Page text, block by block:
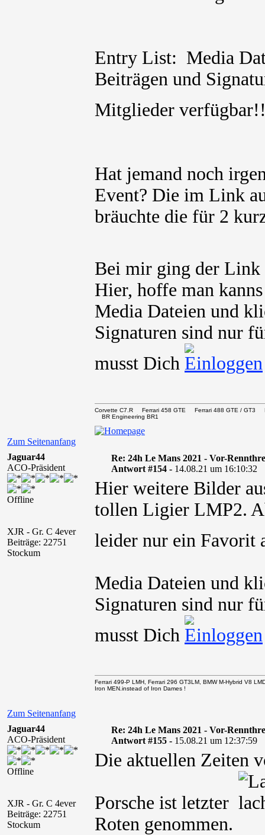
Entry List: Media
Beiträgen und
Mitglieder
Hat jemand noch
Event? Die im Link
bräuchte die für 2
Bei mir ging der
Hier, hoffe man
Media Dateien und
Signaturen sind nur
musst Dich
Zum Seitenanfang
Corvette C7.R Ferrari 458 GTE Ferrari 488 GTE /
BR Engineering BR1
Jaguar44
ACO-Präsident
Offline
XJR - Gr. C 4ever
Beiträge: 22751
Stockum
Re: 24h Le Mans 2021 - Vor-
Antwort #154 - 14.08.21 um 16:10:32
Hier weitere Bilder
tollen Ligier LMP2.
leider nur ein
Media Dateien und
Signaturen sind nur
musst Dich
Zum Seitenanfang
Ferrari 499-P LMH, Ferrari 296 GT3LM, BMW M-Hybrid V8
Iron MEN.instead of Iron Dames !
Jaguar44
ACO-Präsident
Offline
XJR - Gr. C 4ever
Beiträge: 22751
Stockum
Re: 24h Le Mans 2021 - Vor-
Antwort #155 - 15.08.21 um 12:37:59
Die aktuellen Zeiten
Porsche ist letzter
Roten genommen.